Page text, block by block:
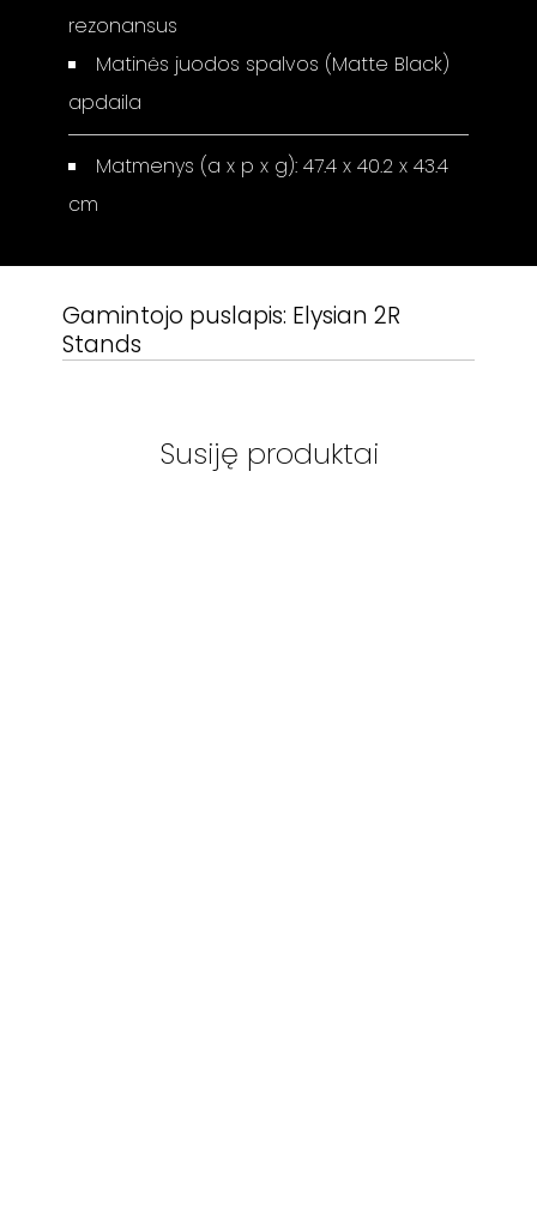
rezonansus
Matinės juodos spalvos (Matte Black)
apdaila
Matmenys (a x p x g): 47.4 x 40.2 x 43.4
cm
Gamintojo puslapis: Elysian 2R
Stands
Susiję produktai